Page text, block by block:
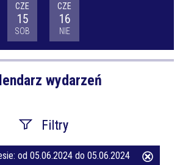
CZE
15
SOB
CZE
16
NIE
wydarzeń
Filtry
od 05.06.2024 do 05.06.2024